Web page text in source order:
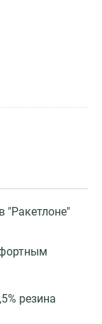
"Ракетлоне"
резина